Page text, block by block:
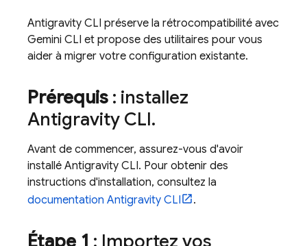
Antigravity CLI préserve la rétrocompatibilité avec
Gemini CLI et propose des utilitaires pour vous
aider à migrer votre configuration existante.
Prérequis : installez
Antigravity CLI.
Avant de commencer, assurez-vous d'avoir
installé Antigravity CLI. Pour obtenir des
instructions d'installation, consultez la
documentation Antigravity CLI .
Étape 1 : Importez vos